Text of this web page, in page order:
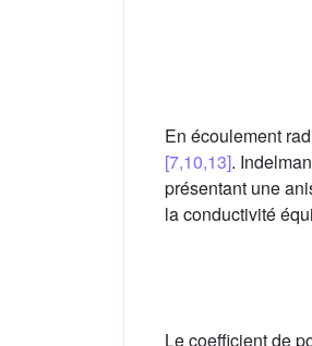
En écoulement
[7,10,13].
présentant une
la conductivité
Le coefficient de